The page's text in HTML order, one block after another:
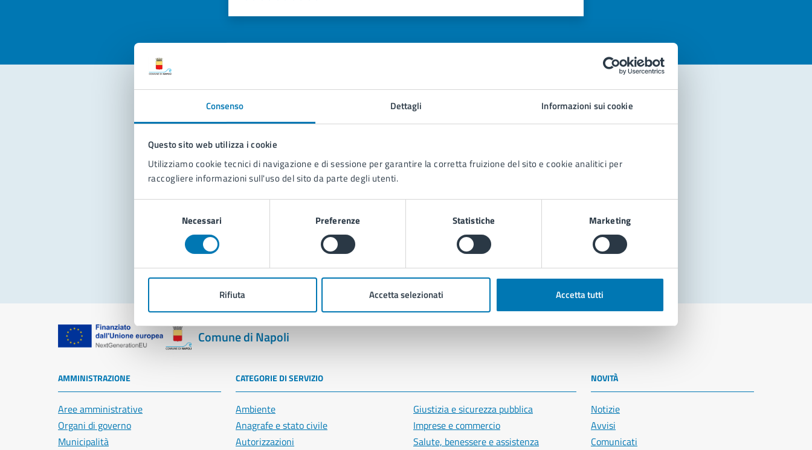
Consenso Dettagli Informazioni sui cookie
Questo sito web utilizza i cookie
Utilizziamo cookie tecnici di navigazione e di sessione per garantire la corretta fruizione del sito e cookie analitici per
raccogliere informazioni sull'uso del sito da parte degli utenti.
Necessari Preferenze Statistiche Marketing
Rifiuta Accetta selezionati Accetta tutti
Contatta il comune
Leggi le domande frequenti
Richiedi assistenza
Problemi in città
Segnala disservizio
Comune di Napoli
AMMINISTRAZIONE
Aree amministrative
Organi di governo
Municipalità
CATEGORIE DI SERVIZIO
Ambiente
Anagrafe e stato civile
Autorizzazioni
Giustizia e sicurezza pubblica
Imprese e commercio
Salute, benessere e assistenza
NOVITÀ
Notizie
Avvisi
Comunicati